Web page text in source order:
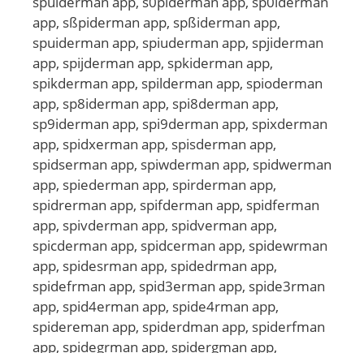
app, sßpiderman app, spßiderman app,
spuiderman app, spiuderman app, spjiderman
app, spijderman app, spkiderman app,
spikderman app, spilderman app, spioderman
app, sp8iderman app, spi8derman app,
sp9iderman app, spi9derman app, spixderman
app, spidxerman app, spisderman app,
spidserman app, spiwderman app, spidwerman
app, spiederman app, spirderman app,
spidrerman app, spifderman app, spidferman
app, spivderman app, spidverman app,
spicderman app, spidcerman app, spidewrman
app, spidesrman app, spidedrman app,
spidefrman app, spid3erman app, spide3rman
app, spid4erman app, spide4rman app,
spidereman app, spiderdman app, spiderfman
app, spidegrman app, spidergman app,